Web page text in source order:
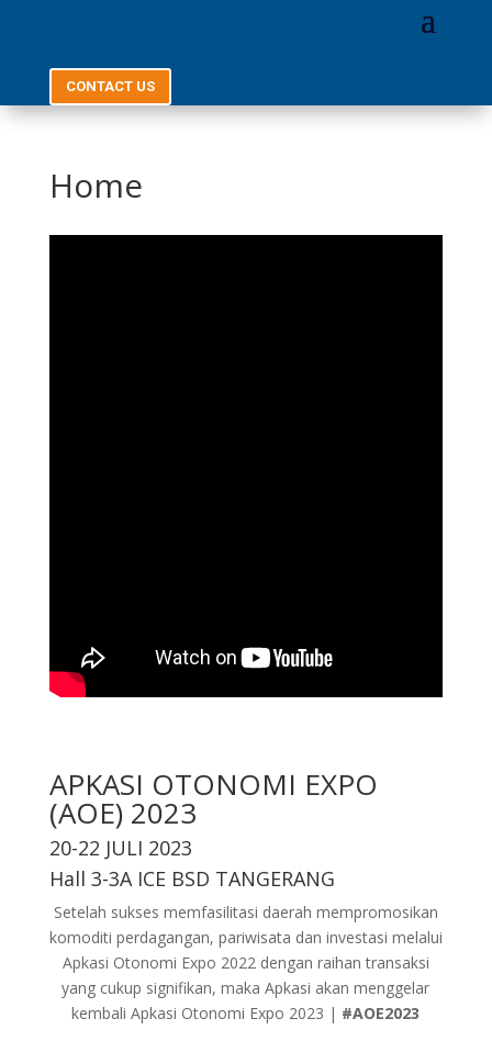
CONTACT US
Home
APKASI OTONOMI EXPO
(AOE) 2023
20-22 JULI 2023
Hall 3-3A ICE BSD TANGERANG
Setelah sukses memfasilitasi daerah mempromosikan
komoditi perdagangan, pariwisata dan investasi melalui
Apkasi Otonomi Expo 2022 dengan raihan transaksi
yang cukup signifikan, maka Apkasi akan menggelar
kembali Apkasi Otonomi Expo 2023 | #AOE2023